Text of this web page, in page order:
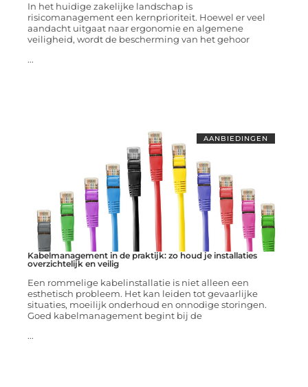
In het huidige zakelijke landschap is
risicomanagement een kernprioriteit. Hoewel er veel
aandacht uitgaat naar ergonomie en algemene
veiligheid, wordt de bescherming van het gehoor
...
AANBIEDINGEN
Kabelmanagement in de praktijk: zo houd je installaties
overzichtelijk en veilig
Een rommelige kabelinstallatie is niet alleen een
esthetisch probleem. Het kan leiden tot gevaarlijke
situaties, moeilijk onderhoud en onnodige storingen.
Goed kabelmanagement begint bij de
...